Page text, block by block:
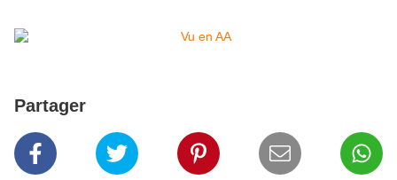
Partager